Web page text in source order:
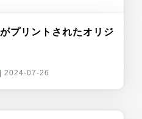
プリントされたオリジ
2024-07-26